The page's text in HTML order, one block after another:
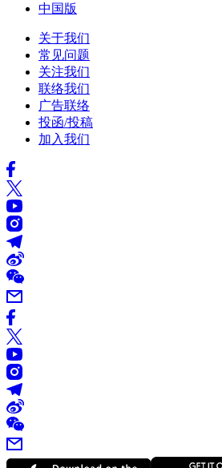
中国版
关于我们
常见问题
关注我们
联络我们
广告联络
投函/投稿
加入我们